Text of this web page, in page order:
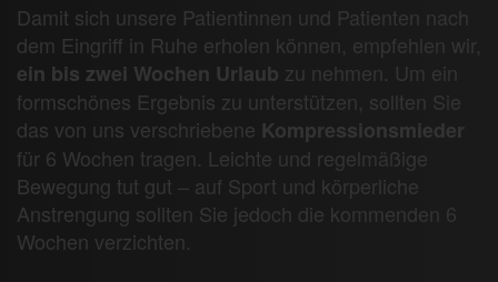
Damit sich unsere Patientinnen und Patienten nach
dem Eingriff in Ruhe erholen können, empfehlen wir,
ein bis zwei Wochen Urlaub zu nehmen. Um ein
formschönes Ergebnis zu unterstützen, sollten Sie
das von uns verschriebene Kompressionsmieder
für 6 Wochen tragen. Leichte und regelmäßige
Bewegung tut gut – auf Sport und körperliche
Anstrengung sollten Sie jedoch die kommenden 6
Wochen verzichten.